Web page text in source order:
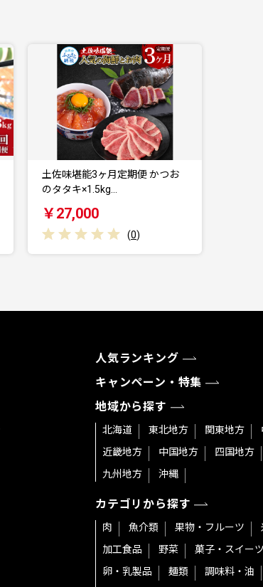
土佐味堪能3ヶ月定期便 かつお
のタタキ×1.5kg…
￥27,000
(0)
人気ランキング
キャンペーン・特集
地域から探す
北海道 東北地方 関東地方
近畿地方
中国地方
四国地方
九州地方
沖縄
カテゴリから探す
肉 魚介類 果物・フルーツ
加工食品
野菜
菓子・スイーツ
卵・乳製品
麺類 調味料・油